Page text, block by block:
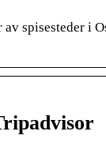
spisesteder i